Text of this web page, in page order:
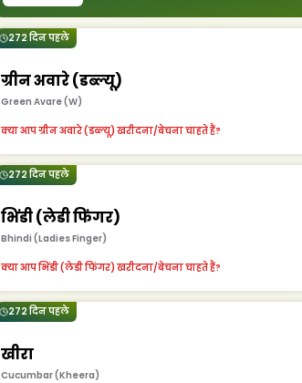
272 दिन पहले
ग्रीन अवारे (डब्ल्यू)
Green Avare (W)
क्या आप ग्रीन अवारे (डब्ल्यू) खरीदना/बेचना चाहते हैं?
272 दिन पहले
भिंडी (लेडी फिंगर)
Bhindi (Ladies Finger)
क्या आप भिंडी (लेडी फिंगर) खरीदना/बेचना चाहते हैं?
272 दिन पहले
खीरा
Cucumbar (Kheera)